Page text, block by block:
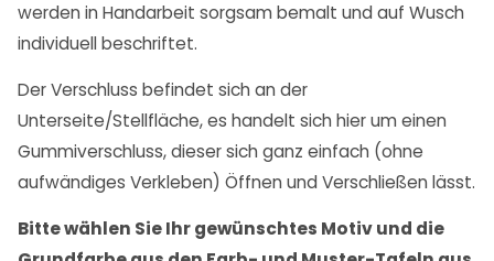
werden in Handarbeit sorgsam bemalt und auf Wusch
individuell beschriftet.
Der Verschluss befindet sich an der
Unterseite/Stellfläche, es handelt sich hier um einen
Gummiverschluss, dieser sich ganz einfach (ohne
aufwändiges Verkleben) Öffnen und Verschließen lässt.
Bitte wählen Sie Ihr gewünschtes Motiv und die